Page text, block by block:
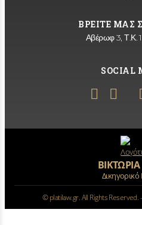
ΒΡΕΙΤΕ ΜΑΣ
Αβέρωφ 3, Τ.Κ.
SOCIAL
Δικηγορικό
©platilaw.gr. All Rights Reserved.